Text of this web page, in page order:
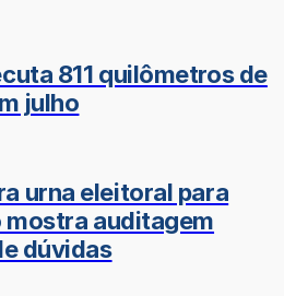
811 quilômetros de
julho
urna eleitoral para
mostra auditagem
dúvidas